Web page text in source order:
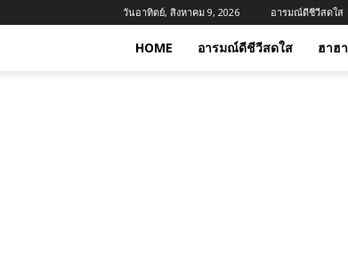
วันอาทิตย์, สิงหาคม 9, 2026 อารมณ์ดีชีวีสดใส
HOME อารมณ์ดีชีวีสดใส ฮาฮา